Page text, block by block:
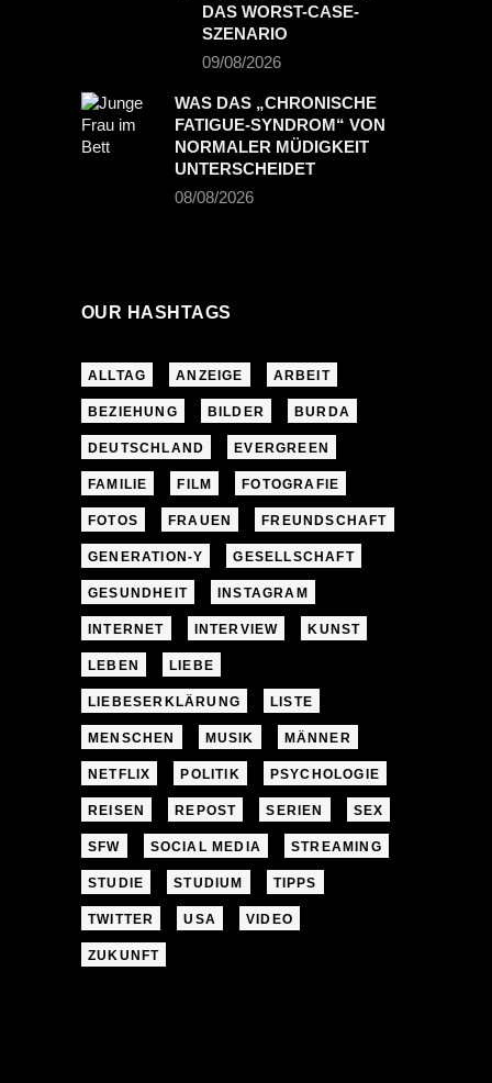
DAS WORST-CASE-
SZENARIO
09/08/2026
WAS DAS „CHRONISCHE
FATIGUE-SYNDROM“ VON
NORMALER MÜDIGKEIT
UNTERSCHEIDET
08/08/2026
OUR HASHTAGS
ALLTAG ANZEIGE ARBEIT
BEZIEHUNG BILDER BURDA
DEUTSCHLAND EVERGREEN
FAMILIE FILM FOTOGRAFIE
FOTOS FRAUEN FREUNDSCHAFT
GENERATION-Y GESELLSCHAFT
GESUNDHEIT INSTAGRAM
INTERNET INTERVIEW KUNST
LEBEN LIEBE
LIEBESERKLÄRUNG LISTE
MENSCHEN MUSIK MÄNNER
NETFLIX POLITIK PSYCHOLOGIE
REISEN REPOST SERIEN SEX
SFW SOCIAL MEDIA STREAMING
STUDIE STUDIUM TIPPS
TWITTER USA VIDEO
ZUKUNFT